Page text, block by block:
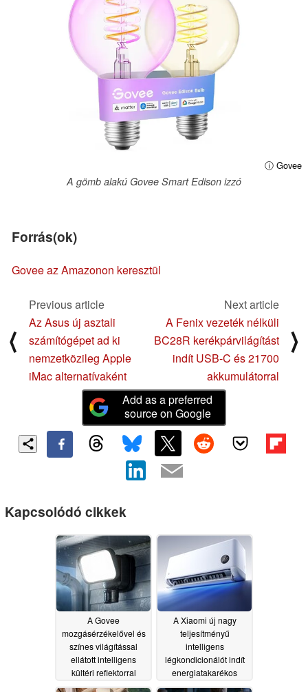
ⓘ Govee
A gömb alakú Govee Smart Edison izzó
Forrás(ok)
Govee az Amazonon keresztül
⟨
Previous article
Az Asus új asztali
számítógépet ad ki
nemzetközileg Apple
iMac alternatívaként
Next article
A Fenix vezeték nélküli
BC28R kerékpárvilágítást
indít USB-C és 21700
akkumulátorral
⟩
Add as a preferred
source on Google
Kapcsolódó cikkek
A Govee
mozgásérzékelővel és
színes világítással
ellátott intelligens
kültéri reflektorral
rukkol elő07/10/2026
A Xiaomi új nagy
teljesítményű
intelligens
légkondicionálót indít
energiatakarékos
funkcióval05/27/2026